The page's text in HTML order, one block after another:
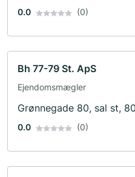
0.0 (0)
Bh 77-79 St. ApS
Ejendomsmægler
Grønnegade 80, sal st,
0.0 (0)